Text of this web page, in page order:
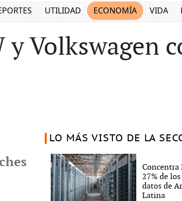
UTILIDAD ECONOMÍA VIDA
Volkswagen
LO MÁS VISTO DE LA
Concentra
27% de
datos de
Latina